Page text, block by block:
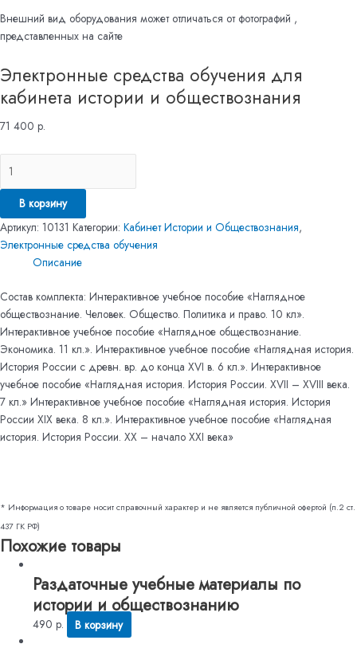
Внешний вид оборудования может отличаться от фотографий ,
представленных на сайте
Электронные средства обучения для
кабинета истории и обществознания
71 400 р.
В корзину
Артикул: 10131 Категории: Кабинет Истории и Обществознания,
Электронные средства обучения
Описание
Состав комплекта: Интерактивное учебное пособие «Наглядное
обществознание. Человек. Общество. Политика и право. 10 кл».
Интерактивное учебное пособие «Наглядное обществознание.
Экономика. 11 кл.». Интерактивное учебное пособие «Наглядная история.
История России с древн. вр. до конца XVI в. 6 кл.». Интерактивное
учебное пособие «Наглядная история. История России. XVII – XVIII века.
7 кл.» Интерактивное учебное пособие «Наглядная история. История
России XIX века. 8 кл.». Интерактивное учебное пособие «Наглядная
история. История России. XX – начало XXI века»
* Информация о товаре носит справочный характер и не является публичной офертой (п.2 ст.
437 ГК РФ)
Похожие товары
Раздаточные учебные материалы по
истории и обществознанию
490р. В корзину